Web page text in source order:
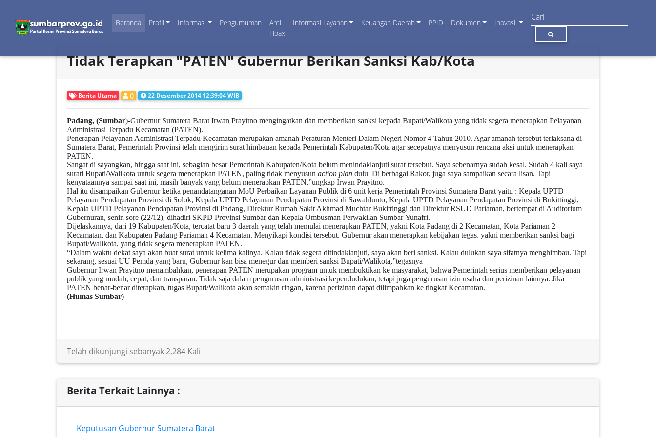
Beranda Profil Informasi Pengumuman
Anti
Hoax
Informasi Layanan Keuangan Daerah PPID Dokumen Inovasi
Tidak Terapkan "PATEN" Gubernur Berikan Sanksi Kab/Kota
Berita Utama () 22 Desember 2014 12:39:04 WIB
Padang, (Sumbar)-Gubernur Sumatera Barat Irwan Prayitno mengingatkan dan memberikan sanksi kepada Bupati/Walikota yang tidak segera menerapkan Pelayanan
Administrasi Terpadu Kecamatan (PATEN).
Penerapan Pelayanan Administrasi Terpadu Kecamatan merupakan amanah Peraturan Menteri Dalam Negeri Nomor 4 Tahun 2010. Agar amanah tersebut terlaksana di
Sumatera Barat, Pemerintah Provinsi telah mengirim surat himbauan kepada Pemerintah Kabupaten/Kota agar secepatnya menyusun rencana aksi untuk menerapkan
PATEN.
Sangat di sayangkan, hingga saat ini, sebagian besar Pemerintah Kabupaten/Kota belum menindaklanjuti surat tersebut. Saya sebenarnya sudah kesal. Sudah 4 kali saya
surati Bupati/Walikota untuk segera menerapkan PATEN, paling tidak menyusun action plan dulu. Di berbagai Rakor, juga saya sampaikan secara lisan. Tapi
kenyataannya sampai saat ini, masih banyak yang belum menerapkan PATEN,”ungkap Irwan Prayitno.
Hal itu disampaikan Gubernur ketika penandatanganan MoU Perbaikan Layanan Publik di 6 unit kerja Pemerintah Provinsi Sumatera Barat yaitu : Kepala UPTD
Pelayanan Pendapatan Provinsi di Solok, Kepala UPTD Pelayanan Pendapatan Provinsi di Sawahlunto, Kepala UPTD Pelayanan Pendapatan Provinsi di Bukittinggi,
Kepala UPTD Pelayanan Pendapatan Provinsi di Padang, Direktur Rumah Sakit Akhmad Muchtar Bukittinggi dan Direktur RSUD Pariaman, bertempat di Auditorium
Gubernuran, senin sore (22/12), dihadiri SKPD Provinsi Sumbar dan Kepala Ombusman Perwakilan Sumbar Yunafri.
Dijelaskannya, dari 19 Kabupaten/Kota, tercatat baru 3 daerah yang telah memulai menerapkan PATEN, yakni Kota Padang di 2 Kecamatan, Kota Pariaman 2
Kecamatan, dan Kabupaten Padang Pariaman 4 Kecamatan. Menyikapi kondisi tersebut, Gubernur akan menerapkan kebijakan tegas, yakni memberikan sanksi bagi
Bupati/Walikota, yang tidak segera menerapkan PATEN.
“Dalam waktu dekat saya akan buat surat untuk kelima kalinya. Kalau tidak segera ditindaklanjuti, saya akan beri sanksi. Kalau dulukan saya sifatnya menghimbau. Tapi
sekarang, sesuai UU Pemda yang baru, Gubernur kan bisa menegur dan memberi sanksi Bupati/Walikota,”tegasnya
Gubernur Irwan Prayitno menambahkan, penerapan PATEN merupakan program untuk membuktikan ke masyarakat, bahwa Pemerintah serius memberikan pelayanan
publik yang mudah, cepat, dan transparan. Tidak saja dalam pengurusan administrasi kependudukan, tetapi juga pengurusan izin usaha dan perizinan lainnya. Jika
PATEN benar-benar diterapkan, tugas Bupati/Walikota akan semakin ringan, karena perizinan dapat dilimpahkan ke tingkat Kecamatan.
(Humas Sumbar)
Telah dikunjungi sebanyak 2,284 Kali
Berita Terkait Lainnya :
Keputusan Gubernur Sumatera Barat